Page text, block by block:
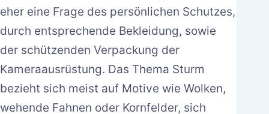
eher eine Frage des persönlichen Schutzes,
durch entsprechende Bekleidung, sowie
der schützenden Verpackung der
Kameraausrüstung. Das Thema Sturm
bezieht sich meist auf Motive wie Wolken,
wehende Fahnen oder Kornfelder, sich